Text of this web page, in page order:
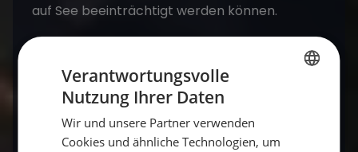
auf See beeinträchtigt werden können.
Lampen und überprüfe, ob sie richtig
funktionieren. Insbesondere bei
Navigationslichtern solltest du sicherstellen,
dass sie jederzeit sichtbar sind.
Verantwortungsvolle
Nutzung Ihrer Daten
Wir und unsere Partner verwenden
Cookies und ähnliche Technologien, um